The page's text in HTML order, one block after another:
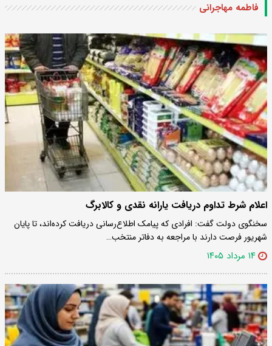
فاطمه مهاجرانی
اعلام شرط تداوم دریافت یارانه نقدی و کالابرگ
سخنگوی دولت گفت: افرادی که پیامک اطلاع‌رسانی دریافت کرده‌اند، تا پایان
شهریور فرصت دارند با مراجعه به دفاتر منتخب…
۱۴ مرداد ۱۴۰۵